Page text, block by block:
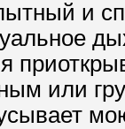
и
или